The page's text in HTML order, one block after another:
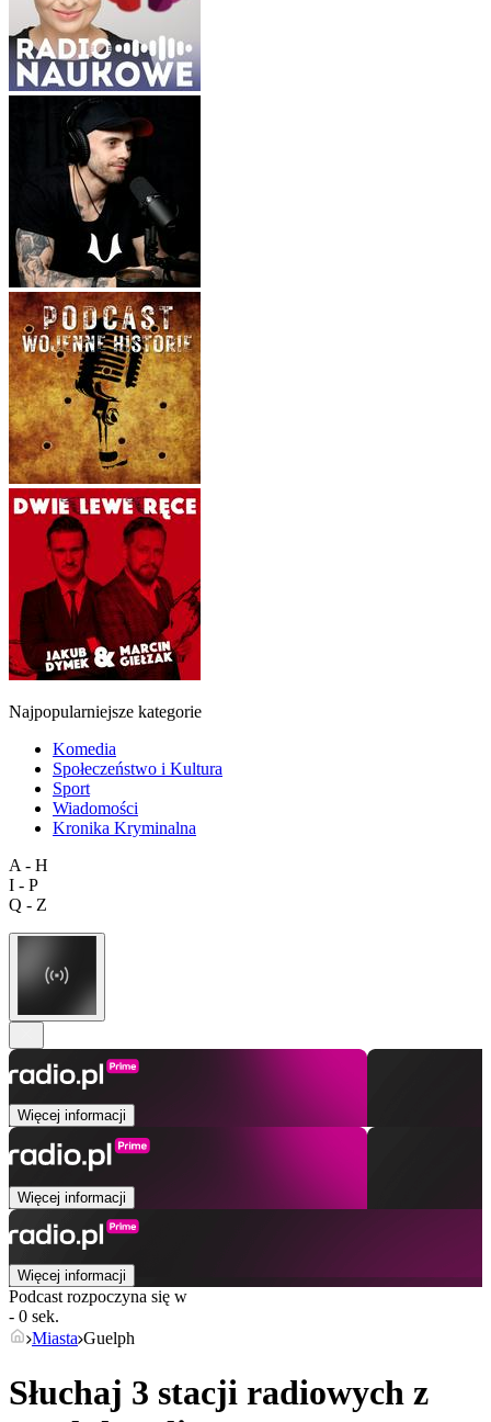
Najpopularniejsze kategorie
Komedia
Społeczeństwo i Kultura
Sport
Wiadomości
Kronika Kryminalna
A - H
I - P
Q - Z
Więcej informacji
Więcej informacji
Więcej informacji
Podcast rozpoczyna się w
- 0 sek.
Miasta Guelph
Słuchaj 3 stacji radiowych z